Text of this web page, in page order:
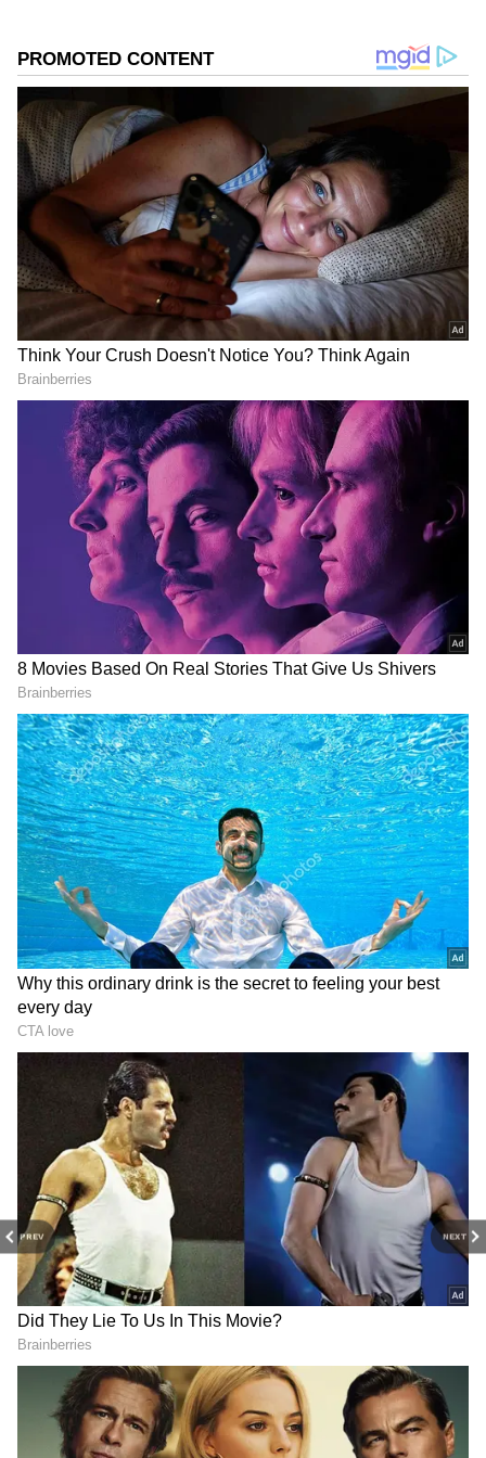
PREV NEXT
గూగుల్‌లో ఆసక్తికరమైన సమాచారం కోసం ఏసియానెట్ తెలుగు
ను మీ ఫ్రిఫర్డ్ సోర్స్ గా ఎంచుకోండి
Gemini Ai
ఇసుకే సబ్బు.. బూడిదే వారి లిక్విడ్!
నీటి కొరత ఎక్కువగా ఉండే ఎడారి ప్రాంతాలలో ప్రజలు
పాత్రలను కడగడానికి ఒక వినూత్నమైన, సాంప్రదాయ
పద్ధతిని ఉపయోగిస్తారు. నీళ్లు లేకుండానే గిన్నెలను అద్దంలా
మెరిపిస్తారు. ఆ ఆసక్తికరమైన విషయాలు ఇప్పుడు
ప్రపంచాన్నే ఆకట్టుకుంటున్నాయి. ఎడారిలో నీటిని కేవలం
తాగడానికి, వంట వండుకోవడానికి మాత్రమే చాలా
పొదుపుగా వాడుకుంటారు.
Related Articles